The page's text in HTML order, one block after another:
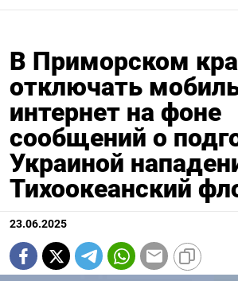
В Приморском
отключать
интернет на фоне
сообщений о
Украиной
Тихоокеанский
23.06.2025